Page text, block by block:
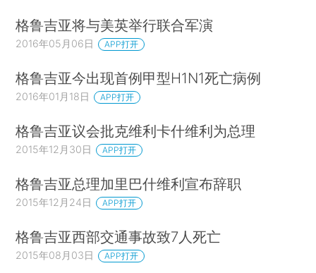
格鲁吉亚将与美英举行联合军演
2016年05月06日 APP打开
格鲁吉亚今出现首例甲型H1N1死亡病例
2016年01月18日 APP打开
格鲁吉亚议会批克维利卡什维利为总理
2015年12月30日 APP打开
格鲁吉亚总理加里巴什维利宣布辞职
2015年12月24日 APP打开
格鲁吉亚西部交通事故致7人死亡
2015年08月03日 APP打开